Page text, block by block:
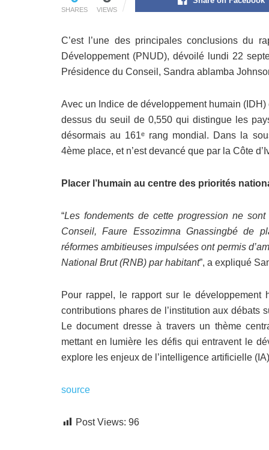
SHARES VIEWS
C’est l’une des principales conclusions du
Développement (PNUD), dévoilé lundi 22
Présidence du Conseil, Sandra ablamba
Avec un Indice de développement humain
dessus du seuil de 0,550 qui distingue les
désormais au 161ᵉ rang mondial. Dans la
4ème place, et n’est devancé que par la Côte
Placer l’humain au centre des priorités
“Les fondements de cette progression ne
Conseil, Faure Essozimna Gnassingbé de
réformes ambitieuses impulsées ont permis
National Brut (RNB) par habitant”, a expliqué
Pour rappel, le rapport sur le
contributions phares de l’institution aux débats
Le document dresse à travers un thème
mettant en lumière les défis qui entravent le
explore les enjeux de l’intelligence artificielle
source
Post Views: 96